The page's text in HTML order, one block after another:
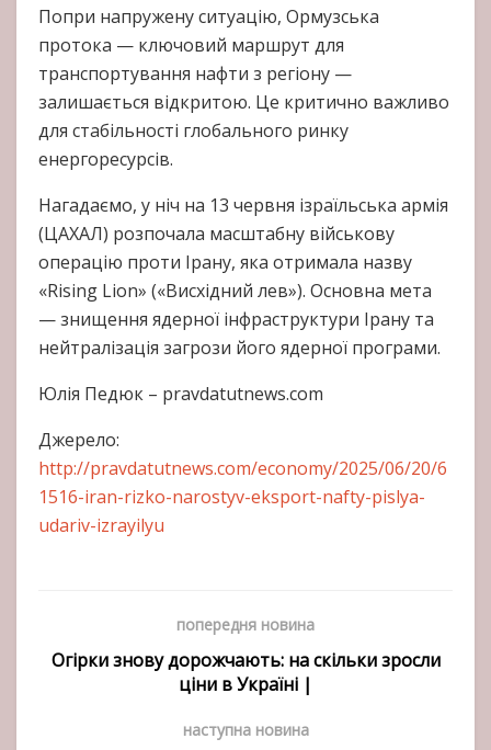
Попри напружену ситуацію, Ормузська
протока — ключовий маршрут для
транспортування нафти з регіону —
залишається відкритою. Це критично важливо
для стабільності глобального ринку
енергоресурсів.
Нагадаємо, у ніч на 13 червня ізраїльська армія
(ЦАХАЛ) розпочала масштабну військову
операцію проти Ірану, яка отримала назву
«Rising Lion» («Висхідний лев»). Основна мета
— знищення ядерної інфраструктури Ірану та
нейтралізація загрози його ядерної програми.
Юлія Педюк – pravdatutnews.com
Джерело:
http://pravdatutnews.com/economy/2025/06/20/6
1516-iran-rizko-narostyv-eksport-nafty-pislya-
udariv-izrayilyu
попередня новина
Огірки знову дорожчають: на скільки зросли
ціни в Україні |
наступна новина